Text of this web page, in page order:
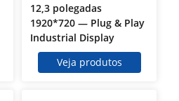
12,3 polegadas
1920*720 — Plug & Play
Industrial Display
Veja produtos